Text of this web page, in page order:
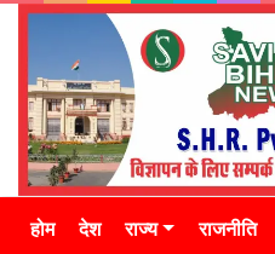
होम देश राज्य राजनीति